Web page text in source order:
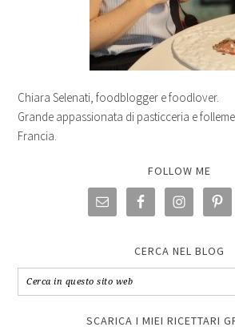
Chiara Selenati, foodblogger e foodlover.
Grande appassionata di pasticceria e
Francia.
FOLLOW ME
CERCA NEL BLOG
SCARICA I MIEI RICETTARI